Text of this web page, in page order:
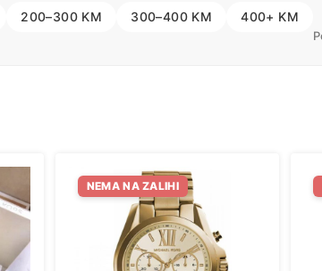
200–300 KM 300–400 KM 400+ KM
NEMA NA ZALIHI